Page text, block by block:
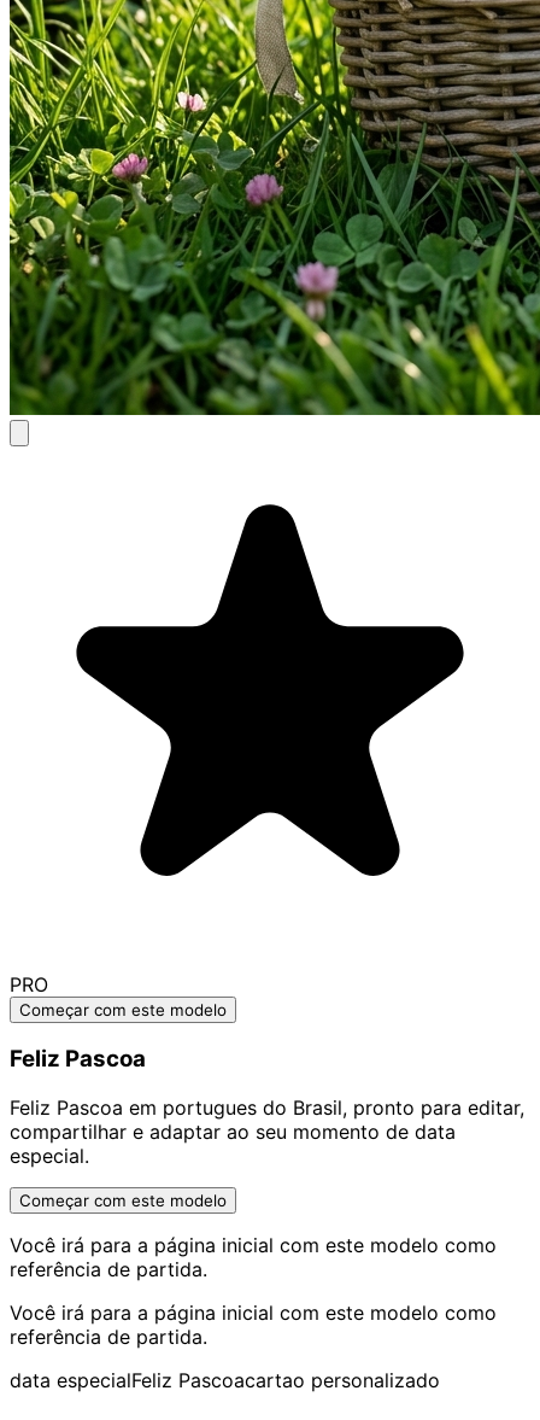
PRO
Começar com este modelo
Feliz Pascoa
Feliz Pascoa em portugues do Brasil, pronto para editar,
compartilhar e adaptar ao seu momento de data
especial.
Começar com este modelo
Você irá para a página inicial com este modelo como
referência de partida.
Você irá para a página inicial com este modelo como
referência de partida.
data especialFeliz Pascoacartao personalizado